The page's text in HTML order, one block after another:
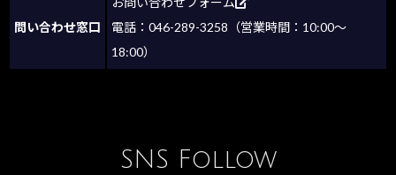
問い合わせ窓口
電話：046-289-3258（営業時間：10:00～
18:00）
SNS Follow